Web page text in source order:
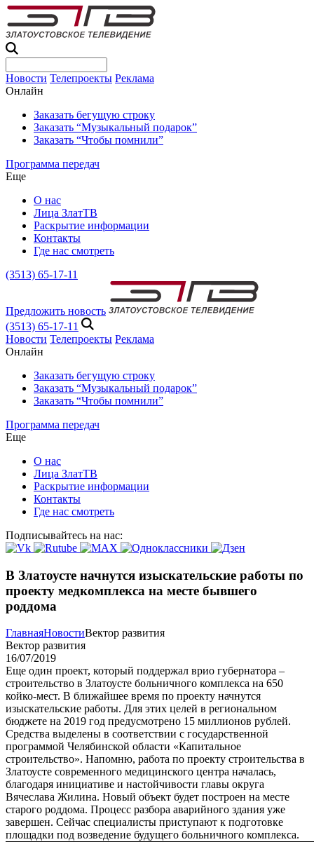
Новости Телепроекты Реклама
Онлайн
Заказать бегущую строку
Заказать “Музыкальный подарок”
Заказать “Чтобы помнили”
Программа передач
Еще
О нас
Лица ЗлатТВ
Раскрытие информации
Контакты
Где нас смотреть
(3513) 65-17-11
Предложить новость
(3513) 65-17-11
Новости Телепроекты Реклама
Онлайн
Заказать бегущую строку
Заказать “Музыкальный подарок”
Заказать “Чтобы помнили”
Программа передач
Еще
О нас
Лица ЗлатТВ
Раскрытие информации
Контакты
Где нас смотреть
Подписывайтесь на нас:
В Златоусте начнутся изыскательские работы по
проекту медкомплекса на месте бывшего
роддома
ГлавнаяНовостиВектор развития
Вектор развития
16/07/2019
Еще один проект, который поддержал врио губернатора –
строительство в Златоусте больничного комплекса на 650
койко-мест. В ближайшее время по проекту начнутся
изыскательские работы. Для этих целей в региональном
бюджете на 2019 год предусмотрено 15 миллионов рублей.
Средства выделены в соответствии с государственной
программой Челябинской области «Капитальное
строительство». Напомню, работа по проекту строительства в
Златоусте современного медицинского центра началась,
благодаря инициативе и настойчивости главы округа
Вячеслава Жилина. Новый объект будет построен на месте
старого роддома. Процесс разбора аварийного здания уже
завершен. Сейчас специалисты приступают к подготовке
площадки под возведение будущего больничного комплекса.